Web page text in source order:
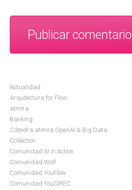
Publicar comentario
Actualidad
Arquitectura for Flow
atmira
Banking
Cátedra atmira OpenAI & Big Data
Collection
Comunidad AI in Action
Comunidad Wolf
Comunidad YouFlow
Comunidad YouSIREC